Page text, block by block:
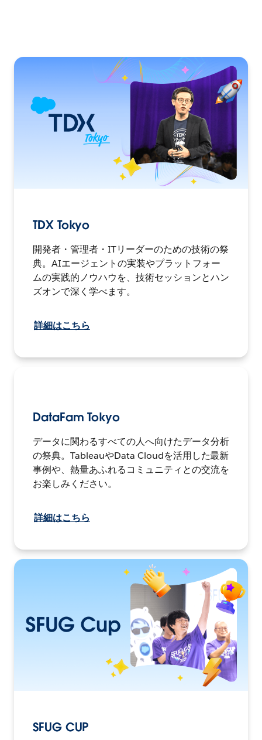
TDX Tokyo
開発者・管理者・ITリーダーのための技術の祭
典。AIエージェントの実装やプラットフォー
ムの実践的ノウハウを、技術セッションとハン
ズオンで深く学べます。
詳細はこちら
DataFam Tokyo
データに関わるすべての人へ向けたデータ分析
の祭典。TableauやData Cloudを活用した最新
事例や、熱量あふれるコミュニティとの交流を
お楽しみください。
詳細はこちら
SFUG CUP